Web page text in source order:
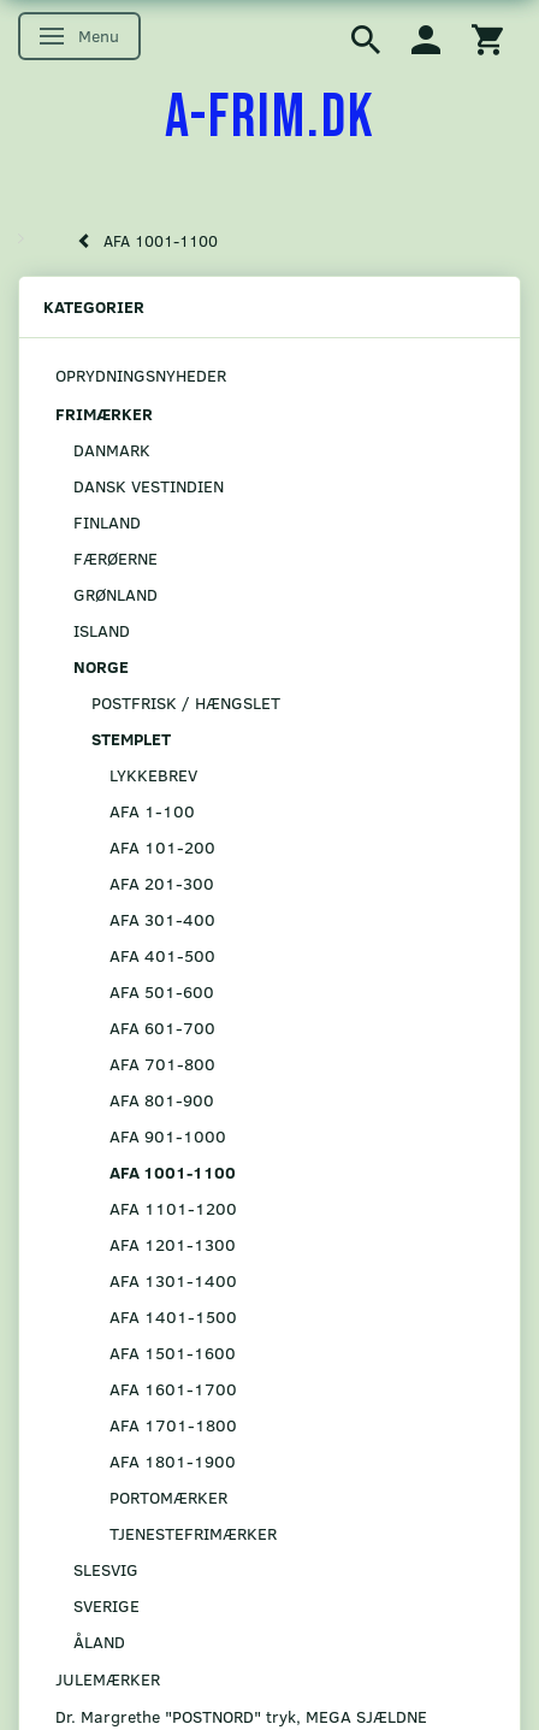
Skifte navigation
Menu
A-FRIM.DK
AFA 1001-1100
KATEGORIER
OPRYDNINGSNYHEDER
FRIMÆRKER
DANMARK
DANSK VESTINDIEN
FINLAND
FÆRØERNE
GRØNLAND
ISLAND
NORGE
POSTFRISK / HÆNGSLET
STEMPLET
LYKKEBREV
AFA 1-100
AFA 101-200
AFA 201-300
AFA 301-400
AFA 401-500
AFA 501-600
AFA 601-700
AFA 701-800
AFA 801-900
AFA 901-1000
AFA 1001-1100
AFA 1101-1200
AFA 1201-1300
AFA 1301-1400
AFA 1401-1500
AFA 1501-1600
AFA 1601-1700
AFA 1701-1800
AFA 1801-1900
PORTOMÆRKER
TJENESTEFRIMÆRKER
SLESVIG
SVERIGE
ÅLAND
JULEMÆRKER
Dr. Margrethe "POSTNORD" tryk, MEGA SJÆLDNE